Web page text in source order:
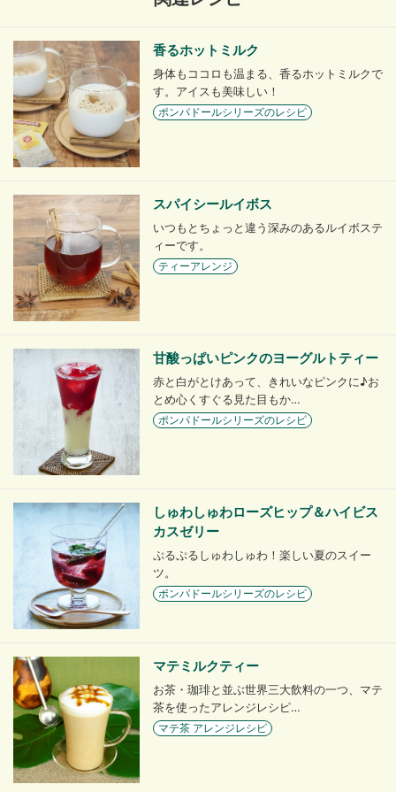
香るホットミルク
身体もココロも温まる、香るホットミルクで
す。アイスも美味しい！
ポンパドールシリーズのレシピ
スパイシールイボス
いつもとちょっと違う深みのあるルイボステ
ィーです。
ティーアレンジ
甘酸っぱいピンクのヨーグルトティー
赤と白がとけあって、きれいなピンクに♪お
とめ心くすぐる見た目もか…
ポンパドールシリーズのレシピ
しゅわしゅわローズヒップ＆ハイビス
カスゼリー
ぷるぷるしゅわしゅわ！楽しい夏のスイー
ツ。
ポンパドールシリーズのレシピ
マテミルクティー
お茶・珈琲と並ぶ世界三大飲料の一つ、マテ
茶を使ったアレンジレシピ…
マテ茶 アレンジレシピ